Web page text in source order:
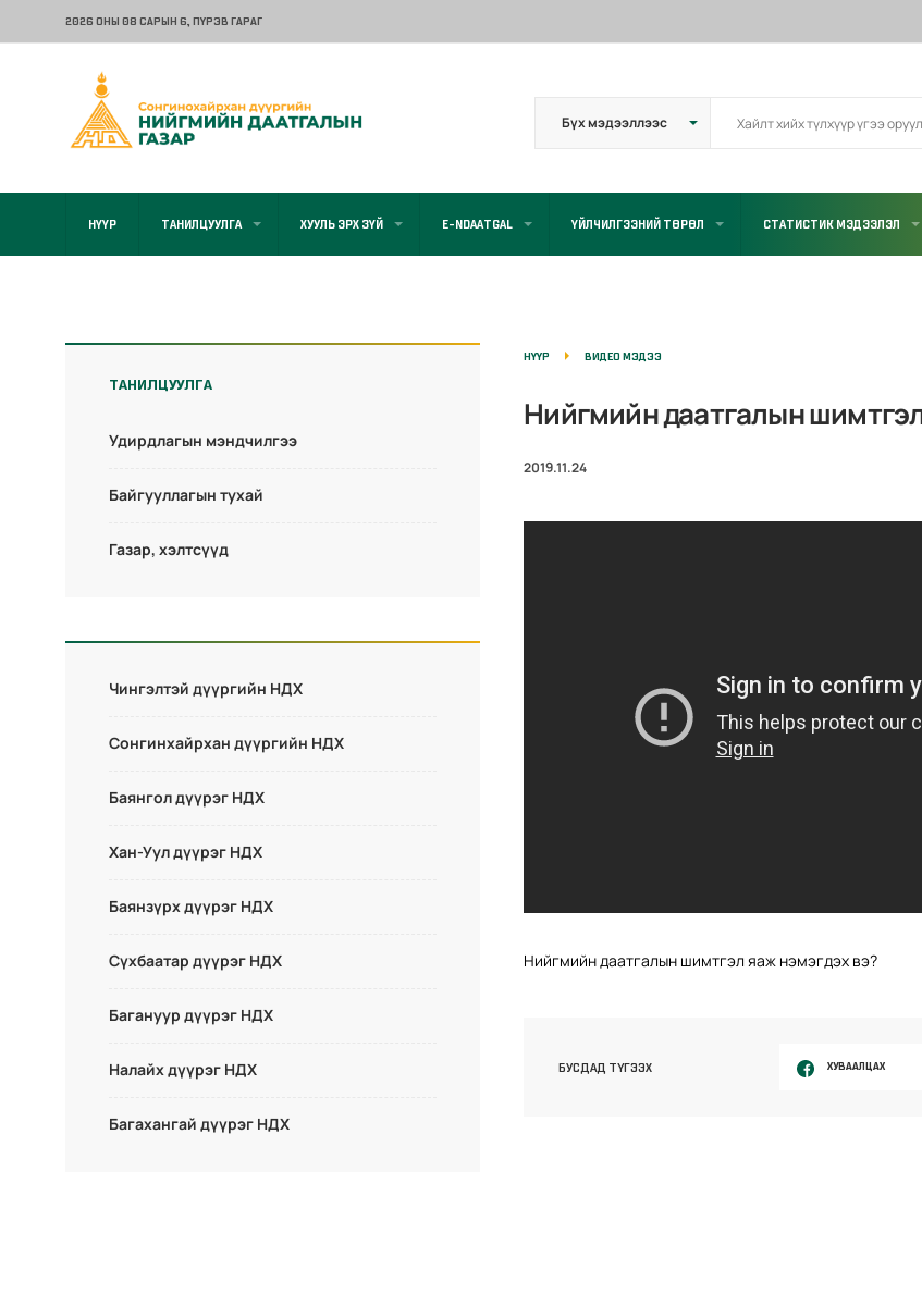
2026 ОНЫ 08 САРЫН 6, ПҮРЭВ ГАРАГ
НҮҮР ТАНИЛЦУУЛГА ХУУЛЬ ЭРХ ЗҮЙ E-NDAATGAL ҮЙЛЧИЛГЭЭНИЙ ТӨРӨЛ СТАТИСТИК МЭДЭЭЛЭЛ
ТАНИЛЦУУЛГА
Удирдлагын мэндчилгээ
Байгууллагын тухай
Газар, хэлтсүүд
Чингэлтэй дүүргийн НДХ
Сонгинхайрхан дүүргийн НДХ
Баянгол дүүрэг НДХ
Хан-Уул дүүрэг НДХ
Баянзүрх дүүрэг НДХ
Сүхбаатар дүүрэг НДХ
Багануур дүүрэг НДХ
Налайх дүүрэг НДХ
Багахангай дүүрэг НДХ
НҮҮР ВИДЕО МЭДЭЭ
Нийгмийн даатгалын
2019.11.24
Нийгмийн даатгалын шимтгэл яаж нэмэгдэх вэ?
БУСДАД ТҮГЭЭХ ХУВААЛЦАХ